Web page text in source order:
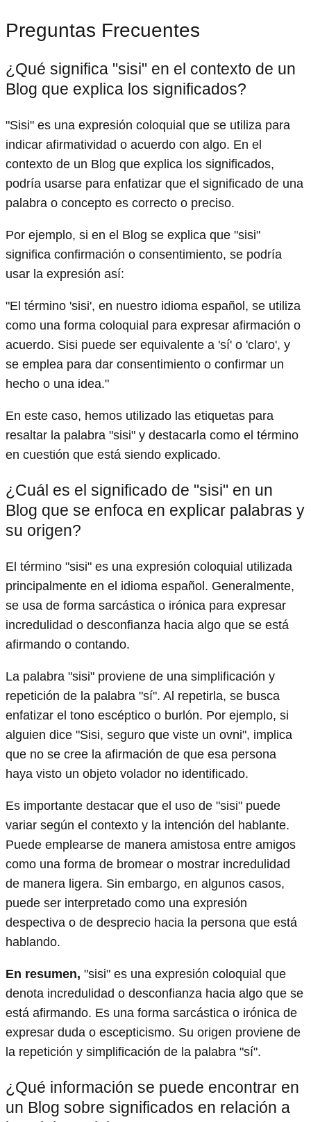
Preguntas Frecuentes
¿Qué significa "sisi" en el contexto de un
Blog que explica los significados?
"Sisi" es una expresión coloquial que se utiliza para
indicar afirmatividad o acuerdo con algo. En el
contexto de un Blog que explica los significados,
podría usarse para enfatizar que el significado de una
palabra o concepto es correcto o preciso.
Por ejemplo, si en el Blog se explica que "sisi"
significa confirmación o consentimiento, se podría
usar la expresión así:
"El término 'sisi', en nuestro idioma español, se utiliza
como una forma coloquial para expresar afirmación o
acuerdo. Sisi puede ser equivalente a 'sí' o 'claro', y
se emplea para dar consentimiento o confirmar un
hecho o una idea."
En este caso, hemos utilizado las etiquetas para
resaltar la palabra "sisi" y destacarla como el término
en cuestión que está siendo explicado.
¿Cuál es el significado de "sisi" en un
Blog que se enfoca en explicar palabras y
su origen?
El término "sisi" es una expresión coloquial utilizada
principalmente en el idioma español. Generalmente,
se usa de forma sarcástica o irónica para expresar
incredulidad o desconfianza hacia algo que se está
afirmando o contando.
La palabra "sisi" proviene de una simplificación y
repetición de la palabra "sí". Al repetirla, se busca
enfatizar el tono escéptico o burlón. Por ejemplo, si
alguien dice "Sisi, seguro que viste un ovni", implica
que no se cree la afirmación de que esa persona
haya visto un objeto volador no identificado.
Es importante destacar que el uso de "sisi" puede
variar según el contexto y la intención del hablante.
Puede emplearse de manera amistosa entre amigos
como una forma de bromear o mostrar incredulidad
de manera ligera. Sin embargo, en algunos casos,
puede ser interpretado como una expresión
despectiva o de desprecio hacia la persona que está
hablando.
En resumen, "sisi" es una expresión coloquial que
denota incredulidad o desconfianza hacia algo que se
está afirmando. Es una forma sarcástica o irónica de
expresar duda o escepticismo. Su origen proviene de
la repetición y simplificación de la palabra "sí".
¿Qué información se puede encontrar en
un Blog sobre significados en relación a